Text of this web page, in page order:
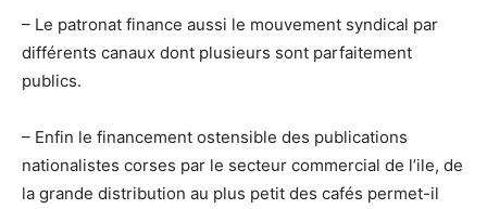
– Le patronat finance aussi le mouvement syndical par
différents canaux dont plusieurs sont parfaitement
publics.
– Enfin le financement ostensible des publications
nationalistes corses par le secteur commercial de l’ile, de
la grande distribution au plus petit des cafés permet-il